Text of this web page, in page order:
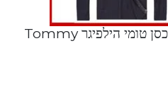
קטלוג סריגים לגברים עם רוכסן טומי הילפיגר Tommy